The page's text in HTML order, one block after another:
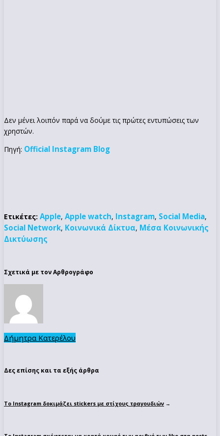
Δεν μένει λοιπόν παρά να δούμε τις πρώτες εντυπώσεις των
χρηστών.
Πηγή: Official Instagram Blog
Ετικέτες: Apple, Apple watch, Instagram, Social Media,
Social Network, Κοινωνικά Δίκτυα, Μέσα Κοινωνικής
Δικτύωσης
Σχετικά με τον Αρθρογράφο
Δήμητρα Κατερέλου
Δες επίσης και τα εξής άρθρα
Το Instagram δοκιμάζει stickers με στίχους τραγουδιών →